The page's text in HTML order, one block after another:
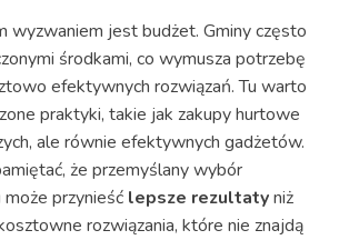
wyzwaniem jest budżet. Gminy często
środkami, co wymusza potrzebę
efektywnych rozwiązań. Tu warto
praktyki, takie jak zakupy hurtowe
ale równie efektywnych gadżetów.
że przemyślany wybór
przynieść lepsze rezultatyniż
rozwiązania, które nie znajdą